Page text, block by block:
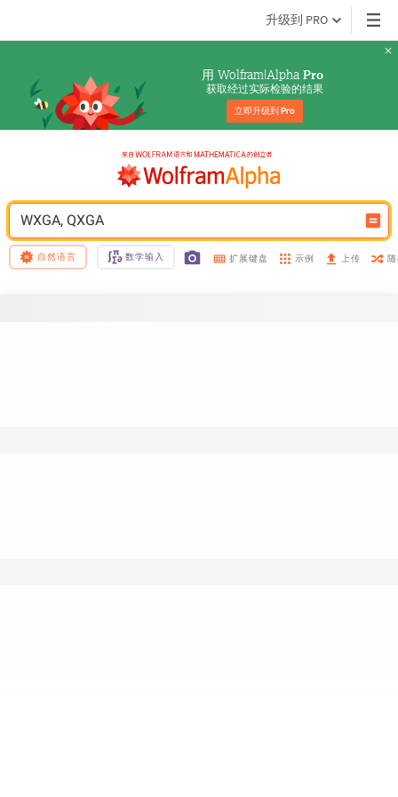
升级到 PRO
用 Wolfram|Alpha Pro
获取经过实际检验的结果
立即升级到 Pro
WXGA, QXGA
自然语言 数学输入 扩展键盘 示例 上传